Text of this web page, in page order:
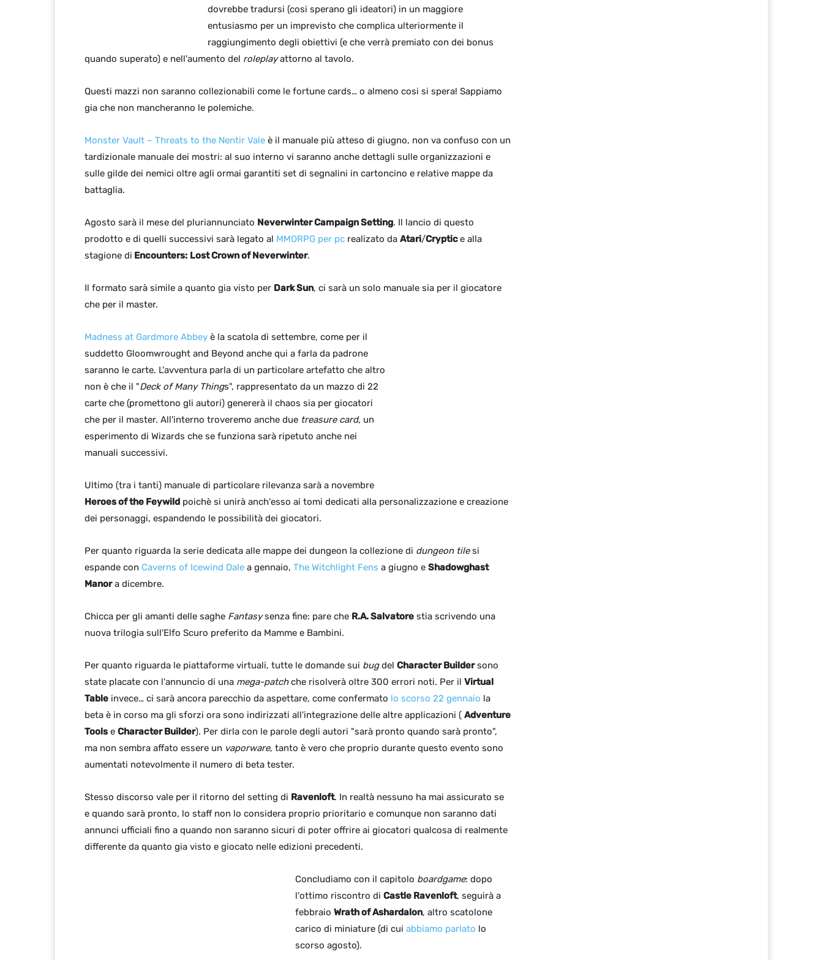
dovrebbe tradursi (cosi sperano gli ideatori) in un maggiore
entusiasmo per un imprevisto che complica ulteriormente il
raggiungimento degli obiettivi (e che verrà premiato con dei bonus
quando superato) e nell'aumento del roleplayattorno al tavolo.
Questi mazzi non saranno collezionabili come le fortune cards… o almeno cosi si spera! Sappiamo
gia che non mancheranno le polemiche.
Monster Vault – Threats to the Nentir Vale è il manuale più atteso di giugno, non va confuso con un
tardizionale manuale dei mostri: al suo interno vi saranno anche dettagli sulle organizzazioni e
sulle gilde dei nemici oltre agli ormai garantiti set di segnalini in cartoncino e relative mappe da
battaglia.
Agosto sarà il mese del pluriannunciato Neverwinter Campaign Setting. Il lancio di questo
prodotto e di quelli successivi sarà legato al MMORPG per pc realizato da Atari/Cryptice alla
stagione di Encounters: Lost Crown of Neverwinter.
Il formato sarà simile a quanto gia visto per Dark Sun, ci sarà un solo manuale sia per il giocatore
che per il master.
Madness at Gardmore Abbey è la scatola di settembre, come per il
suddetto Gloomwrought and Beyond anche qui a farla da padrone
saranno le carte. L'avventura parla di un particolare artefatto che altro
non è che il "Deck of Many Things", rappresentato da un mazzo di 22
carte che (promettono gli autori) genererà il chaos sia per giocatori
che per il master. All'interno troveremo anche due treasure card, un
esperimento di Wizards che se funziona sarà ripetuto anche nei
manuali successivi.
Ultimo (tra i tanti) manuale di particolare rilevanza sarà a novembre
Heroes of the Feywild poichè si unirà anch'esso ai tomi dedicati alla personalizzazione e creazione
dei personaggi, espandendo le possibilità dei giocatori.
Per quanto riguarda la serie dedicata alle mappe dei dungeon la collezione di dungeon tilesi
espande con Caverns of Icewind Dale a gennaio, The Witchlight Fens a giugno e Shadowghast
Manora dicembre.
Chicca per gli amanti delle saghe Fantasysenza fine: pare che R.A. Salvatore stia scrivendo una
nuova trilogia sull'Elfo Scuro preferito da Mamme e Bambini.
Per quanto riguarda le piattaforme virtuali, tutte le domande sui bugdel Character Buildersono
state placate con l'annuncio di una mega-patchche risolverà oltre 300 errori noti. Per il Virtual
Table invece… ci sarà ancora parecchio da aspettare, come confermato lo scorso 22 gennaio la
beta è in corso ma gli sforzi ora sono indirizzati all'integrazione delle altre applicazioni ( Adventure
Tools e Character Builder). Per dirla con le parole degli autori "sarà pronto quando sarà pronto",
ma non sembra affato essere un vaporware, tanto è vero che proprio durante questo evento sono
aumentati notevolmente il numero di beta tester.
Stesso discorso vale per il ritorno del setting di Ravenloft. In realtà nessuno ha mai assicurato se
e quando sarà pronto, lo staff non lo considera proprio prioritario e comunque non saranno dati
annunci ufficiali fino a quando non saranno sicuri di poter offrire ai giocatori qualcosa di realmente
differente da quanto gia visto e giocato nelle edizioni precedenti.
Concludiamo con il capitolo boardgame: dopo
l'ottimo riscontro di Castle Ravenloft, seguirà a
febbraio Wrath of Ashardalon, altro scatolone
carico di miniature (di cui abbiamo parlato lo
scorso agosto).